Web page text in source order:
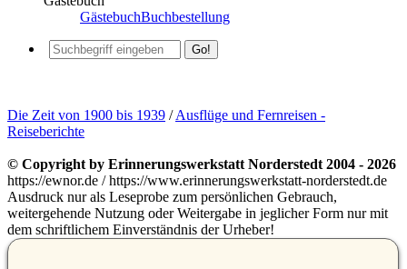
GästebuchBuchbestellung
Die Zeit von 1900 bis 1939 /Ausflüge und Fernreisen -
Reiseberichte
© Copyright by Erinnerungswerkstatt Norderstedt 2004 - 2026
https://ewnor.de / https://www.erinnerungswerkstatt-norderstedt.de
Ausdruck nur als Leseprobe zum persönlichen Gebrauch,
weitergehende Nutzung oder Weitergabe in jeglicher Form nur mit
dem schriftlichem Einverständnis der Urheber!